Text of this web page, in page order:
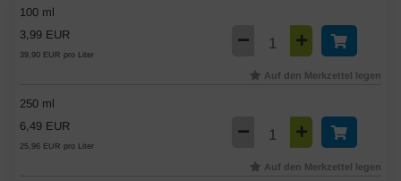
100 ml
3,99 EUR
39,90 EUR pro Liter
Auf den Merkzettel legen
250 ml
6,49 EUR
25,96 EUR pro Liter
Auf den Merkzettel legen